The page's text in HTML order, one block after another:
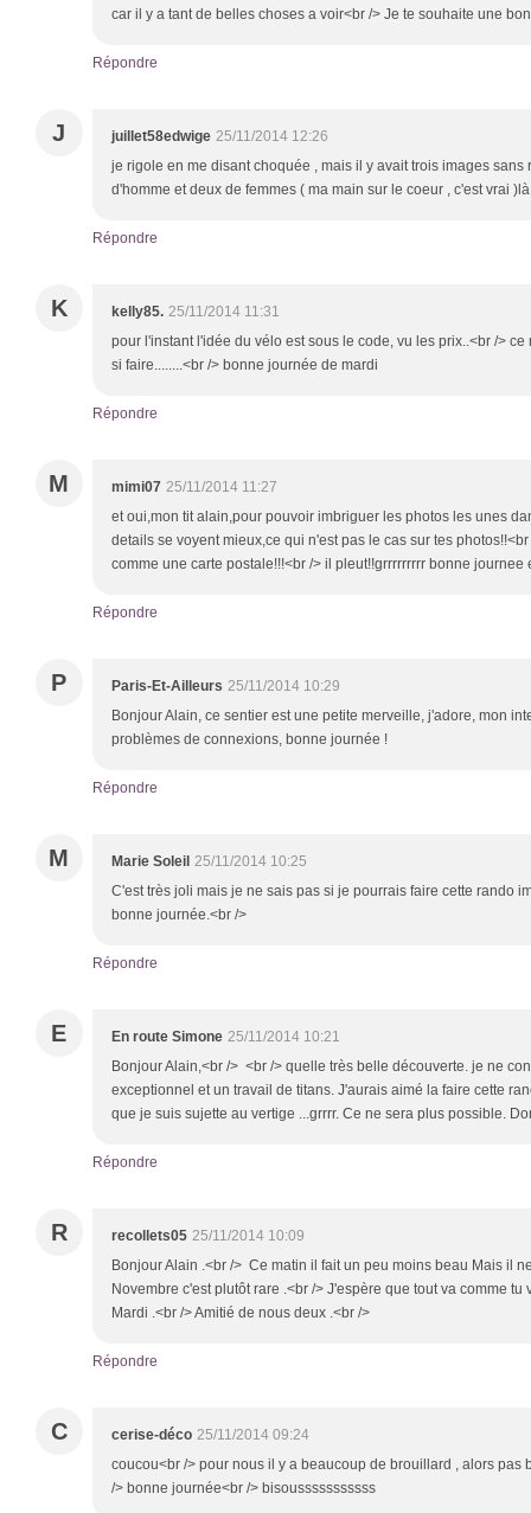
car il y a tant de belles choses a voir<br /> Je te souhaite une
Répondre
J juillet58edwige 25/11/2014 12:26
je rigole en me disant choquée , mais il y avait trois images sans
d'homme et deux de femmes ( ma main sur le coeur , c'est vrai
Répondre
K kelly85. 25/11/2014 11:31
pour l'instant l'idée du vélo est sous le code, vu les prix..<br />
si faire........<br /> bonne journée de mardi
Répondre
M mimi07 25/11/2014 11:27
et oui,mon tit alain,pour pouvoir imbriguer les photos les unes
details se voyent mieux,ce qui n'est pas le cas sur tes
comme une carte postale!!!<br /> il pleut!!grrrrrrrrr bonne journee
Répondre
P Paris-Et-Ailleurs 25/11/2014 10:29
Bonjour Alain, ce sentier est une petite merveille, j'adore, mon
problèmes de connexions, bonne journée !
Répondre
M Marie Soleil 25/11/2014 10:25
C'est très joli mais je ne sais pas si je pourrais faire cette rando
bonne journée.<br />
Répondre
E En route Simone 25/11/2014 10:21
Bonjour Alain,<br /> <br /> quelle très belle découverte. je ne
exceptionnel et un travail de titans. J'aurais aimé la faire cette
que je suis sujette au vertige ...grrrr. Ce ne sera plus possible.
Répondre
R recollets05 25/11/2014 10:09
Bonjour Alain .<br /> Ce matin il fait un peu moins beau Mais il
Novembre c'est plutôt rare .<br /> J'espère que tout va comme
Mardi .<br /> Amitié de nous deux .<br />
Répondre
C cerise-déco 25/11/2014 09:24
coucou<br /> pour nous il y a beaucoup de brouillard , alors pas
/> bonne journée<br /> bisousssssssssss